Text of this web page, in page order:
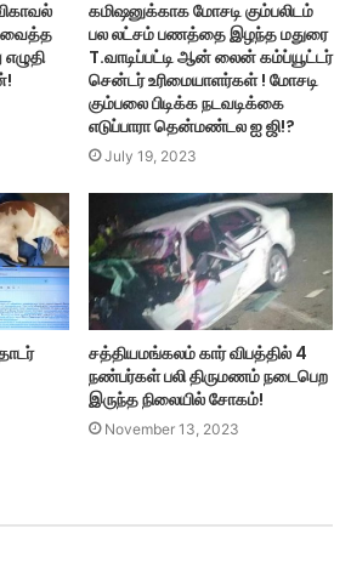
கமிஷனுக்காக மோசடி கும்பலிடம்
பல லட்சம் பணத்தை இழந்த மதுரை
T.வாடிப்பட்டி ஆன் லைன் கம்ப்யூட்டர்
சென்டர் உரிமையாளர்கள் ! மோசடி
கும்பலை பிடிக்க நடவடிக்கை
எடுப்பாரா தென்மண்டல ஐ ஜி!?
July 19, 2023
சத்தியமங்கலம் கார் விபத்தில் 4
நண்பர்கள் பலி திருமணம் நடைபெற
இருந்த நிலையில் சோகம்!
November 13, 2023